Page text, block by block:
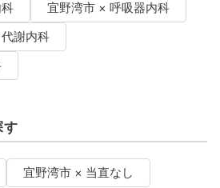
宜野湾市 × 呼吸器内科
謝内科
す
宜野湾市 × 当直なし